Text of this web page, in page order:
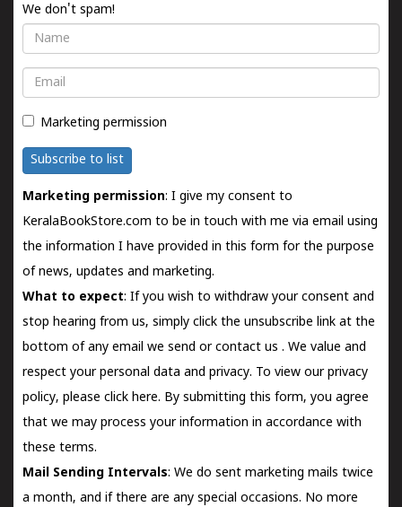
We don't spam!
Name
Email
Marketing permission
Subscribe to list
Marketing permission: I give my consent to
KeralaBookStore.com to be in touch with me via email using
the information I have provided in this form for the purpose
of news, updates and marketing.
What to expect: If you wish to withdraw your consent and
stop hearing from us, simply click the unsubscribe link at the
bottom of any email we send orcontact us . We value and
respect your personal data and privacy. To view our privacy
policy, please click here. By submitting this form, you agree
that we may process your information in accordance with
these terms.
Mail Sending Intervals: We do sent marketing mails twice
a month, and if there are any special occasions. No more